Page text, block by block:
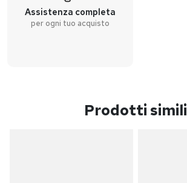
Assistenza completa
per ogni tuo acquisto
Prodotti simili